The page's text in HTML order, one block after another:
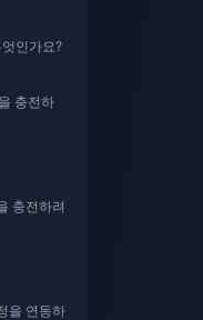
인가요?
충전하
충전하려
을 연동하